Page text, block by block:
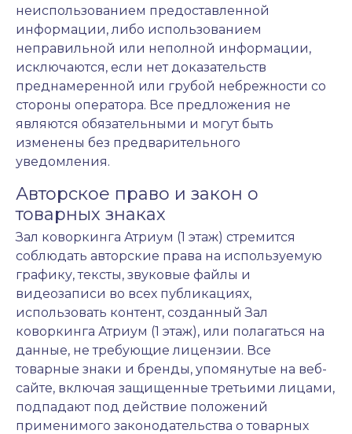
неиспользованием предоставленной
информации, либо использованием
неправильной или неполной информации,
исключаются, если нет доказательств
преднамеренной или грубой небрежности со
стороны оператора. Все предложения не
являются обязательными и могут быть
изменены без предварительного
уведомления.
Авторское право и закон о
товарных знаках
Зал коворкинга Атриум (1 этаж) стремится
соблюдать авторские права на используемую
графику, тексты, звуковые файлы и
видеозаписи во всех публикациях,
использовать контент, созданный Зал
коворкинга Атриум (1 этаж), или полагаться на
данные, не требующие лицензии. Все
товарные знаки и бренды, упомянутые на веб-
сайте, включая защищенные третьими лицами,
подпадают под действие положений
применимого законодательства о товарных